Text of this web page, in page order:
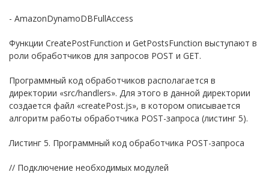
- AmazonDynamoDBFullAccess
Функции CreatePostFunction и GetPostsFunction выступают в
роли обработчиков для запросов POST и GET.
Программный код обработчиков располагается в
директории «src/handlers». Для этого в данной директории
создается файл «createPost.js», в котором описывается
алгоритм работы обработчика POST-запроса (листинг 5).
Листинг 5. Программный код обработчика POST-запроса
// Подключение необходимых модулей